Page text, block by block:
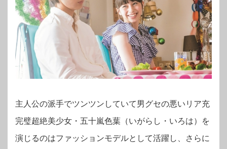
主人公の派手でツンツンしていて男グセの悪いリア充
完璧超絶美少女・五十嵐色葉（いがらし・いろは）を
演じるのはファッションモデルとして活躍し、さらに